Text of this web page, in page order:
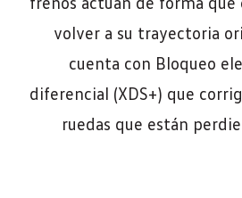
volver a su trayectoria
cuenta con Bloqueo
diferencial (XDS+) que
ruedas que están